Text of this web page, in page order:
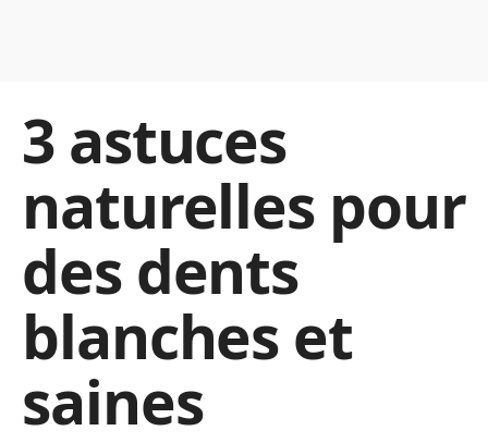
3 astuces
naturelles pour
des dents
blanches et
saines